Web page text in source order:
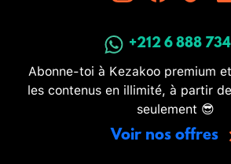
+212 6 888
Abonne-toi à Kezakoo premium
les contenus en illimité, à partir de
seulement 😎
Voir nos offres